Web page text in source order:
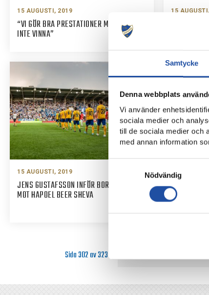
Samtycke
Denna webbplats
Vi använder
sociala medier och
till de sociala medier och
med annan information
Nödvändig
15 AUGUSTI, 2019
“VI GÖR BRA PRESTATIONER MEN LYCKAS
INTE VINNA”
15
15 AUGUSTI, 2019
JENS GUSTAFSSON INFÖR BORTAMATCHEN
MOT HAPOEL BEER SHEVA
13
I NATT
NORRKÖPING
Sida 302 av 323